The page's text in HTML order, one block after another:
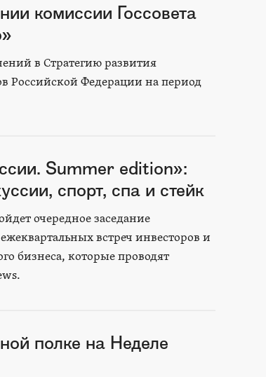
комиссии Госсовета
в Стратегию развития
Российской Федерации на период
Summer edition»:
спорт, спа и стейк
очередное заседание
встреч инвесторов и
бизнеса, которые проводят
полке на Неделе